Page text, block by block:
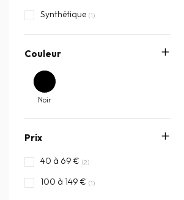
Synthétique (1)
Couleur
Noir
Prix
40 à 69 € (2)
100 à 149 € (1)